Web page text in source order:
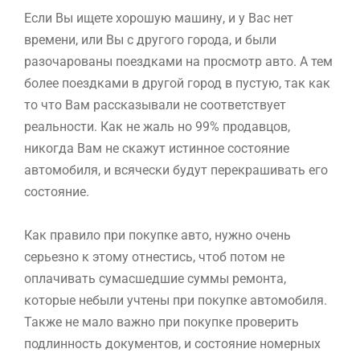
Если Вы ищете хорошую машину, и у Вас нет
времени, или Вы с другого города, и были
разочарованы поездками на просмотр авто. А тем
более поездками в другой город в пустую, так как
то что Вам рассказывали не соответствует
реальности. Как не жаль но 99% продавцов,
никогда Вам не скажут истинное состояние
автомобиля, и всячески будут перекрашивать его
состояние.
Как правило при покупке авто, нужно очень
серьезно к этому отнестись, чтоб потом не
оплачивать сумасшедшие суммы ремонта,
которые небыли учтены при покупке автомобиля.
Также не мало важно при покупке проверить
подлинность документов, и состояние номерных